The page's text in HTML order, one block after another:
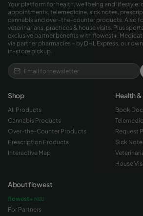
Your platform for health, wellbeing and lifestyle:
appointments, telemedicine, sick notes,
cannabis and over-the-counter products. Also
veterinarians, practices & house visits. Plus
exclusive partner benefits with flowest+.
via partner pharmacies – by DHL Express, our
in-store pickup.
Shop
All Products
Cannabis Products
Over-the-Counter Products
Prescription Products
Interactive Map
Health
Book
Request
Sick Note
House
About flowest
flowest+ NEU
For Partners